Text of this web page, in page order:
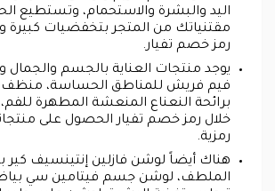
اليد والبشرة والاستحمام، وتستطيع
مقتنياتك من المتجر بتخفضيات كبيرة
رمز خصم تفيار.
يوجد منتجات العناية بالجسم والجمال
فيم فريش للمناطق الحساسة، منظف
برائحة النعناع المنعشة المطهرة
خلال رمز خصم تفيار الحصول على
رمزية.
هناك أيضاً لوشن فازلين إنتينسيف كير
الملطف، لوشن جسم فيتامين سي